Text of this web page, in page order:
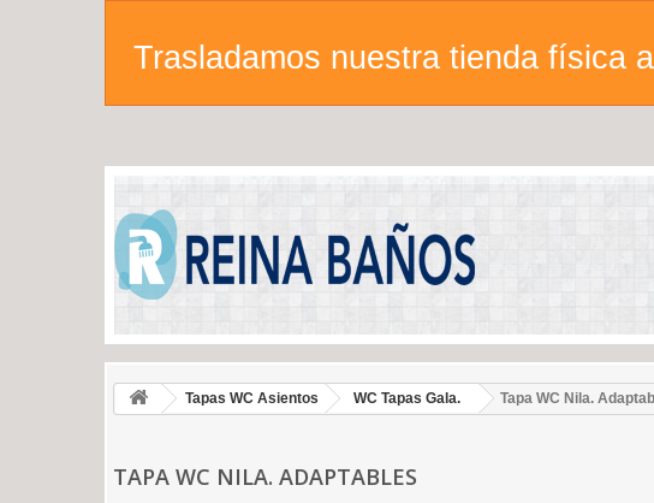
Trasladamos nuestra tienda física
Tapas WC Asientos WC Tapas Gala. Tapa WC Nila.
TAPA WC NILA. ADAPTABLES